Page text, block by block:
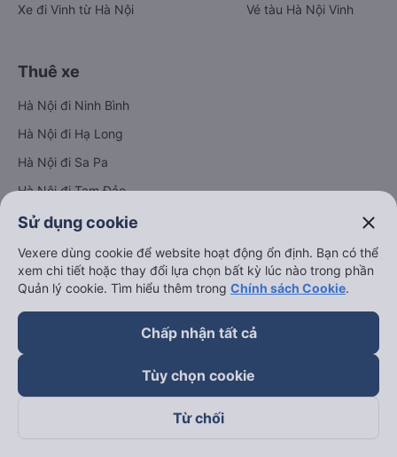
Xe đi Vinh từ Hà Nội
Vé tàu Hà Nội Vinh
Thuê xe
Hà Nội đi Ninh Bình
Hà Nội đi Hạ Long
Hà Nội đi Sa Pa
Hà Nội đi Tam Đảo
Đà Nẵng đi Hội An
Đà Nẵng đi Huế
Hải Phòng đi Hà Nội
Xem tất cả tuyến đường
Sử dụng cookie close
Vexere dùng cookie để website hoạt động ổn định. Bạn có thể
xem chi tiết hoặc thay đổi lựa chọn bất kỳ lúc nào trong phần
Quản lý cookie. Tìm hiểu thêm trong Chính sách Cookie.
Chấp nhận tất cả
Tùy chọn cookie
Từ chối